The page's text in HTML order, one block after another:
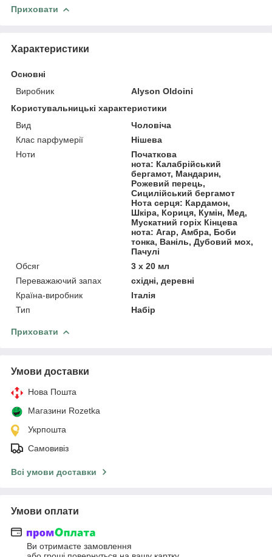
Приховати
Характеристики
Основні
Виробник
Alyson Oldoini
Користувальницькі характеристики
Вид
Чоловіча
Клас парфумерії
Нішева
Ноти
Початкова
нота: Калабрійський
бергамот, Мандарин,
Рожевий перець,
Сицилійський бергамот
Нота серця: Кардамон,
Шкіра, Кориця, Кумін, Мед,
Мускатний горіх Кінцева
нота: Агар, Амбра, Боби
тонка, Ваніль, Дубовий мох,
Пачулі
Обсяг
3 х 20 мл
Переважаючий запах
східні, деревні
Країна-виробник
Італія
Тип
Набір
Приховати
Умови доставки
Нова Пошта
Магазини Rozetka
Укрпошта
Самовивіз
Всі умови доставки
Умови оплати
Ви отримаєте замовлення